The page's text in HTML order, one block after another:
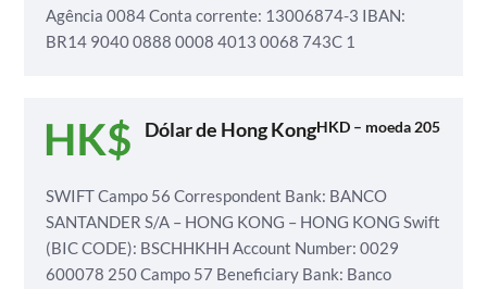
Agência 0084Conta corrente: 13006874-3 IBAN:
BR14 9040 0888 0008 4013 0068 743C 1
Dólar de Hong KongHKD – moeda 205
SWIFTCampo 56 Correspondent Bank: BANCO
SANTANDER S/A – HONG KONG – HONG KONG Swift
(BIC CODE): BSCHHKHH Account Number: 0029
600078 250Campo 57 Beneficiary Bank: Banco